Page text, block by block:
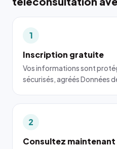
1
Inscription gratuite
Vos informations sont
sécurisés, agréés Données
2
Consultez